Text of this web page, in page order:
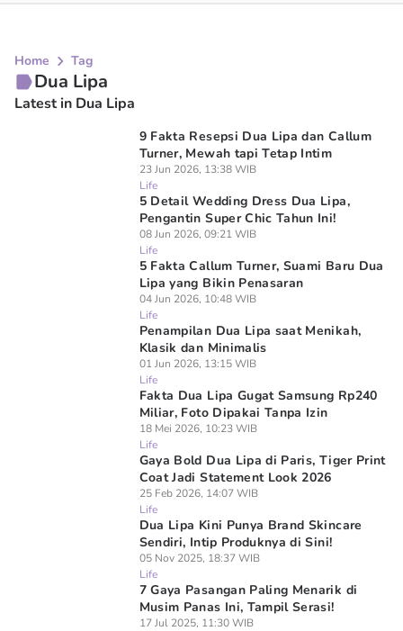
Home Tag
Dua Lipa
Latest in Dua Lipa
9 Fakta Resepsi Dua Lipa dan Callum
Turner, Mewah tapi Tetap Intim
23 Jun 2026, 13:38 WIB
Life
5 Detail Wedding Dress Dua Lipa,
Pengantin Super Chic Tahun Ini!
08 Jun 2026, 09:21 WIB
Life
5 Fakta Callum Turner, Suami Baru Dua
Lipa yang Bikin Penasaran
04 Jun 2026, 10:48 WIB
Life
Penampilan Dua Lipa saat Menikah,
Klasik dan Minimalis
01 Jun 2026, 13:15 WIB
Life
Fakta Dua Lipa Gugat Samsung Rp240
Miliar, Foto Dipakai Tanpa Izin
18 Mei 2026, 10:23 WIB
Life
Gaya Bold Dua Lipa di Paris, Tiger Print
Coat Jadi Statement Look 2026
25 Feb 2026, 14:07 WIB
Life
Dua Lipa Kini Punya Brand Skincare
Sendiri, Intip Produknya di Sini!
05 Nov 2025, 18:37 WIB
Life
7 Gaya Pasangan Paling Menarik di
Musim Panas Ini, Tampil Serasi!
17 Jul 2025, 11:30 WIB